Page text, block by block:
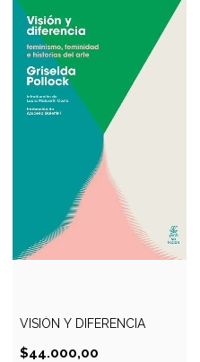
VISIÓN Y DIFERENCIA
$44.000,00